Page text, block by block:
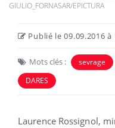
GIULIO_FORNASAR/EPICTURA
Publié le 09.09.2016 à
Mots clés : sevrage
DARES
Laurence Rossignol,